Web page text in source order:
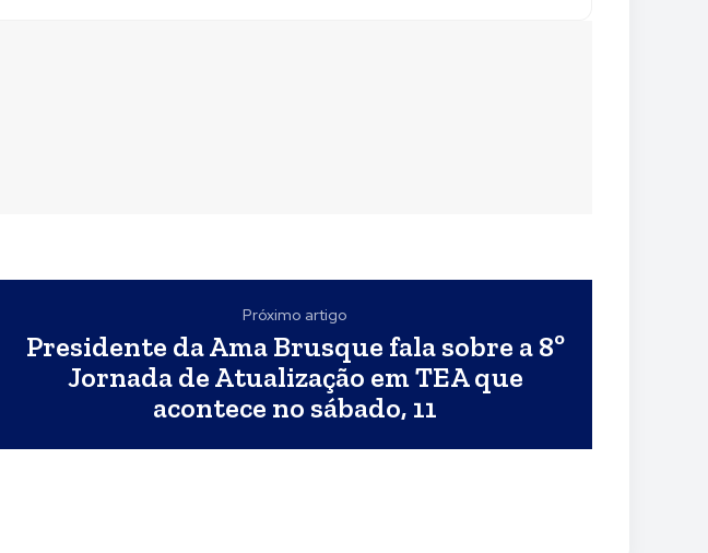
Próximo artigo
Presidente da Ama Brusque fala sobre a 8º
Jornada de Atualização em TEA que
acontece no sábado, 11